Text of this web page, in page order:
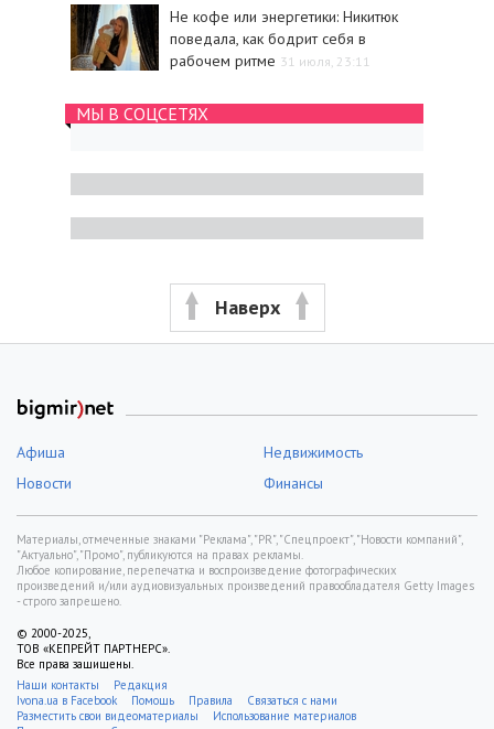
Не кофе или энергетики: Никитюк
поведала, как бодрит себя в
рабочем ритме 31 июля, 23:11
МЫ В СОЦСЕТЯХ
Наверх
Афиша
Недвижимость
Новости
Финансы
Материалы, отмеченные знаками "Реклама", "PR", "Спецпроект", "Новости компаний",
"Актуально", "Промо", публикуются на правах рекламы.
Любое копирование, перепечатка и воспроизведение фотографических
произведений и/или аудиовизуальных произведений правообладателя Getty Images
- строго запрещено.
© 2000-2025,
ТОВ «КЕПРЕЙТ ПАРТНЕРС».
Все права защищены.
Наши контакты
Редакция
Ivona.ua в Facebook
Помощь Правила
Связаться с нами
Разместить свои видеоматериалы
Использование материалов